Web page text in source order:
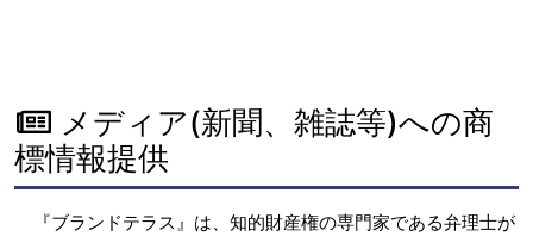
メディア(新聞、雑誌等)への商
標情報提供
『ブランドテラス』は、知的財産権の専門家である弁理士が